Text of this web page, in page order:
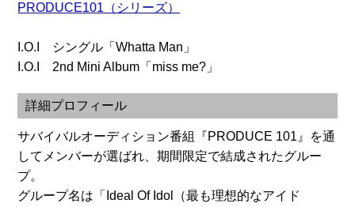
PRODUCE101（シリーズ）
I.O.I シングル「Whatta Man」
I.O.I 2nd Mini Album「miss me?」
詳細プロフィール
サバイバルオーディション番組『PRODUCE 101』を通
してメンバーが選ばれ、期間限定で結成されたグルー
プ。
グループ名は「Ideal Of Idol（最も理想的なアイド